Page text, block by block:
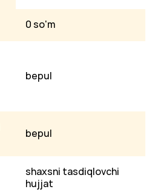
0 so'm
bepul
bepul
shaxsni tasdiqlovchi
hujjat